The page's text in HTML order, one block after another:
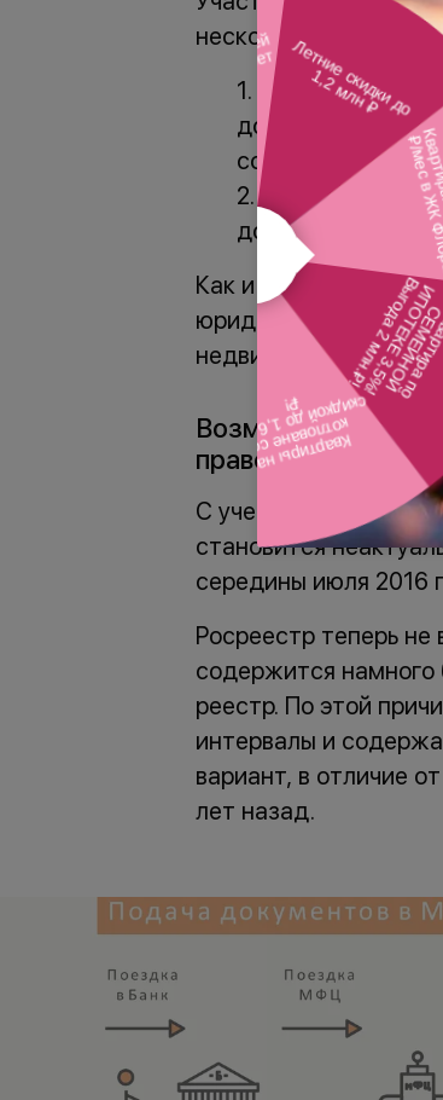
несколько
Договор о
домами) с
собственности;
Выписку из
доказывающую
Как и традиционные
юридическую силу. В
недвижимости,
Возможно ли
право на
С учетом
становится
середины июля 2016
Росреестр теперь
содержится намного
реестр. По этой
интервалы и
вариант, в отличие
лет назад.